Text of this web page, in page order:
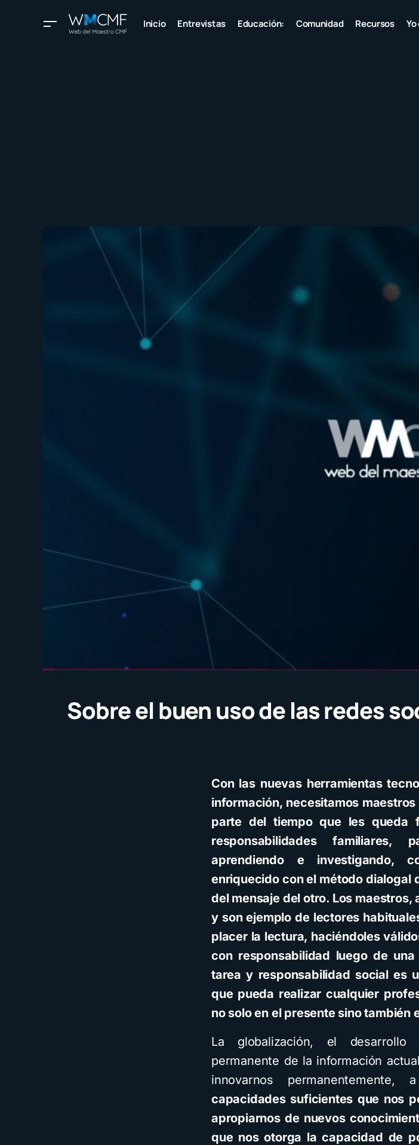
Inicio Entrevistas Educación: Comunidad Recursos
Sobre el buen uso de las redes
Con las nuevas herramientas
información, necesitamos
parte del tiempo que les
responsabilidades familiares,
aprendiendo e investigando,
enriquecido con el método dialogal
del mensaje del otro. Los maestros,
y son ejemplo de lectores
placer la lectura, haciéndoles
con responsabilidad luego de
tarea y responsabilidad social es
que pueda realizar cualquier
no solo en el presente sino también
La globalización, el
permanente de la información
innovarnos permanentemente,
capacidades suficientes que nos
apropiarnos de nuevos
que nos otorga la capacidad de